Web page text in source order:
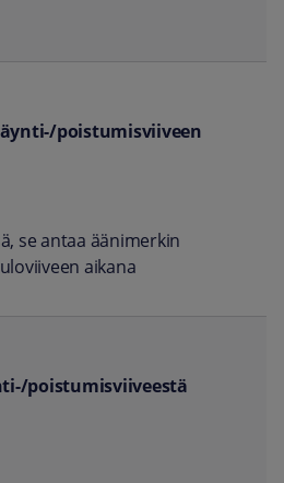
poistumisviiveen
se antaa äänimerkin
aikana
poistumisviiveestä